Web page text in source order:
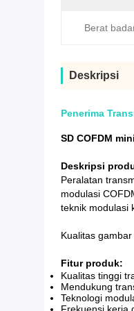
Berat
Deskripsi
Penerima
SD COFDM
Deskripsi
Peralatan
modulasi
teknik modulasi
Kualitas
Fitur produk:
Kualitas tinggi
Mendukung
Teknologi